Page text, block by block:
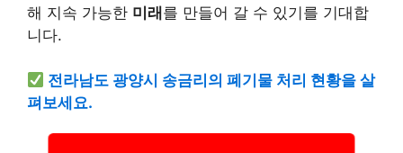
해 지속 가능한 미래를 만들어 갈 수 있기를 기대합
니다.
전라남도 광양시 송금리의 폐기물 처리 현황을 살
펴보세요.